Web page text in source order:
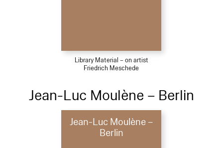
Library Material – on artist
Friedrich Meschede
Jean-Luc Moulène – Berlin
Jean-Luc Moulène –
Berlin